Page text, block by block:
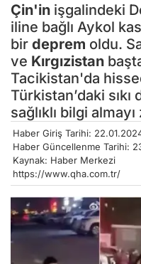
Çin'in işgalindeki
iline bağlı Aykol
bir deprem oldu.
ve Kırgızistan
Tacikistan'da
Türkistan’daki
sağlıklı bilgi
Haber Giriş Tarihi:
Haber Güncellenme Tarihi:
Kaynak: Haber Merkezi
https://www.qha.com.tr/